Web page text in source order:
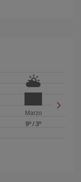
Marzo
9º /3º